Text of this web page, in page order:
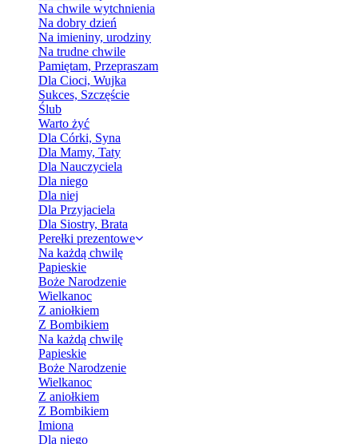
Na chwile wytchnienia
Na dobry dzień
Na imieniny, urodziny
Na trudne chwile
Pamiętam, Przepraszam
Dla Cioci, Wujka
Sukces, Szczęście
Ślub
Warto żyć
Dla Córki, Syna
Dla Mamy, Taty
Dla Nauczyciela
Dla niego
Dla niej
Dla Przyjaciela
Dla Siostry, Brata
Perełki prezentowe
Na każdą chwilę
Papieskie
Boże Narodzenie
Wielkanoc
Z aniołkiem
Z Bombikiem
Na każdą chwilę
Papieskie
Boże Narodzenie
Wielkanoc
Z aniołkiem
Z Bombikiem
Imiona
Dla niego